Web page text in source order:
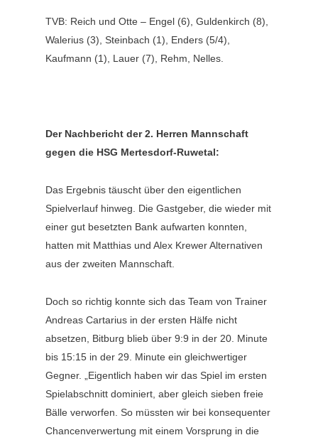
TVB: Reich und Otte – Engel (6), Guldenkirch (8),
Walerius (3), Steinbach (1), Enders (5/4),
Kaufmann (1), Lauer (7), Rehm, Nelles.
Der Nachbericht der 2. Herren Mannschaft
gegen die HSG Mertesdorf-Ruwetal:
Das Ergebnis täuscht über den eigentlichen
Spielverlauf hinweg. Die Gastgeber, die wieder mit
einer gut besetzten Bank aufwarten konnten,
hatten mit Matthias und Alex Krewer Alternativen
aus der zweiten Mannschaft.
Doch so richtig konnte sich das Team von Trainer
Andreas Cartarius in der ersten Hälfe nicht
absetzen, Bitburg blieb über 9:9 in der 20. Minute
bis 15:15 in der 29. Minute ein gleichwertiger
Gegner. „Eigentlich haben wir das Spiel im ersten
Spielabschnitt dominiert, aber gleich sieben freie
Bälle verworfen. So müssten wir bei konsequenter
Chancenverwertung mit einem Vorsprung in die